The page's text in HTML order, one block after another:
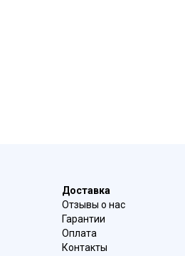
Доставка
Отзывы о нас
Гарантии
Оплата
Контакты